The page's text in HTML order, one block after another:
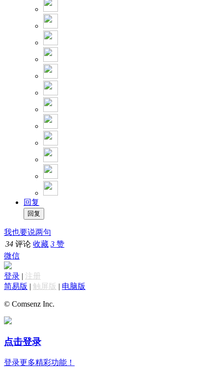
回复
我也要说两句
34 评论 收藏 3 赞
微信
登录 | 注册
简易版 | 触屏版 | 电脑版
© Comsenz Inc.
点击登录
登录更多精彩功能！